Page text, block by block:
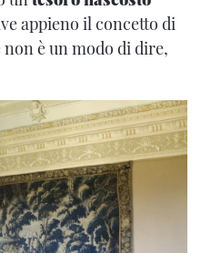
appieno il concetto di
è un modo di dire,